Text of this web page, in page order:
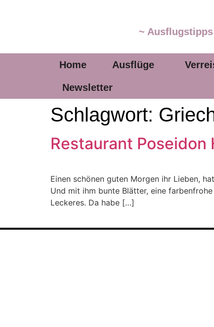
~
Home Ausflüge
Newsletter
Schlagwort:
Restaurant
Einen schönen guten Morgen ihr Lieben,
Und mit ihm bunte Blätter, eine
Leckeres. Da habe […]